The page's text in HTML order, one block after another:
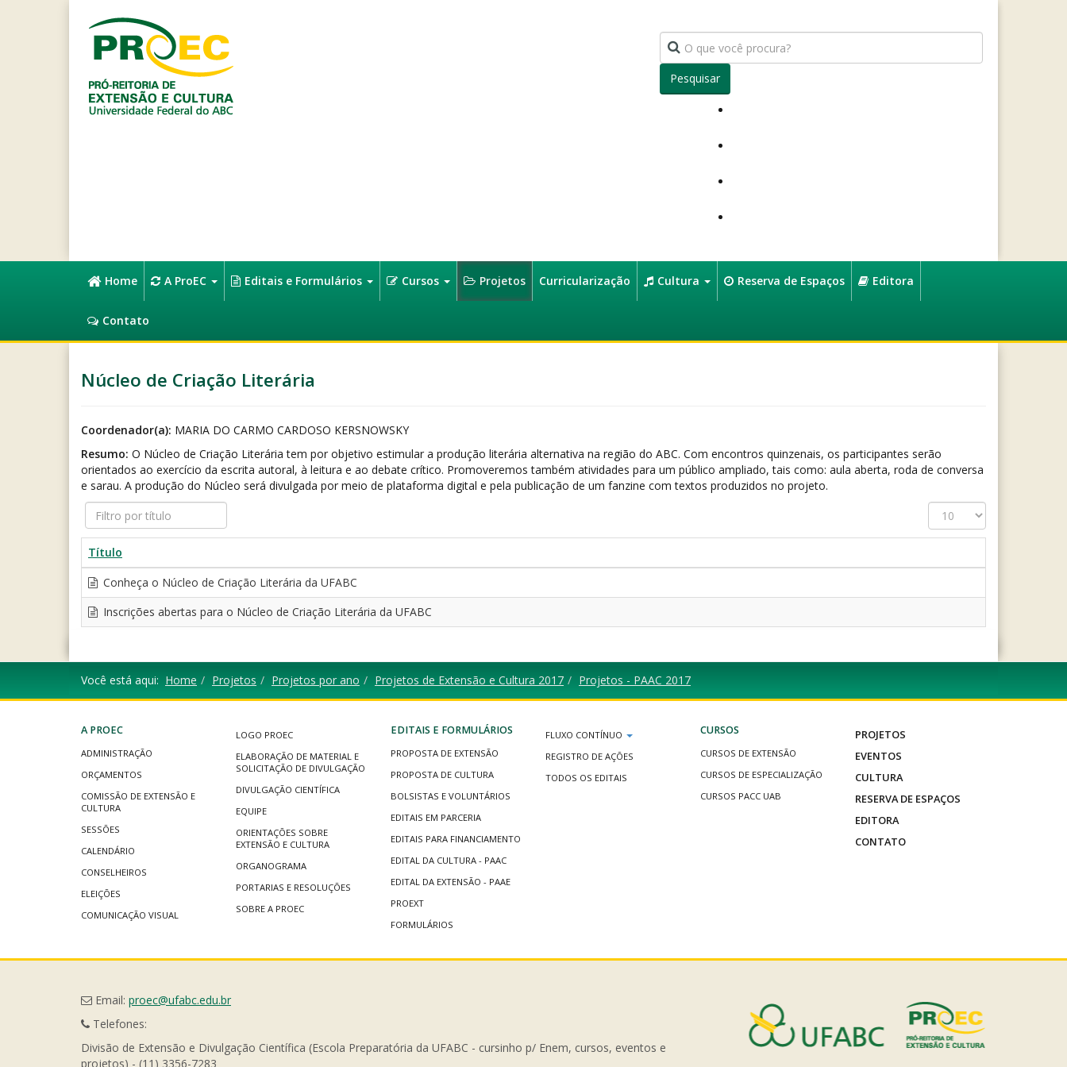
Pesquisar
Home A ProEC Editais e Formulários Cursos Projetos Curricularização Cultura Reserva de Espaços Editora
Contato
Núcleo de Criação Literária
Coordenador(a): MARIA DO CARMO CARDOSO KERSNOWSKY
Resumo: O Núcleo de Criação Literária tem por objetivo estimular a produção literária alternativa na região do ABC. Com encontros quinzenais, os participantes serão
orientados ao exercício da escrita autoral, à leitura e ao debate crítico. Promoveremos também atividades para um público ampliado, tais como: aula aberta, roda de conversa
e sarau. A produção do Núcleo será divulgada por meio de plataforma digital e pela publicação de um fanzine com textos produzidos no projeto.
Filtro
por
título
Exibir
#
Título
Conheça o Núcleo de Criação Literária da UFABC
Inscrições abertas para o Núcleo de Criação Literária da UFABC
Você está aqui: Home Projetos Projetos por ano Projetos de Extensão e Cultura 2017 Projetos - PAAC 2017
A PROEC
ADMINISTRAÇÃO
ORÇAMENTOS
COMISSÃO DE EXTENSÃO E
CULTURA
SESSÕES
CALENDÁRIO
CONSELHEIROS
ELEIÇÕES
COMUNICAÇÃO VISUAL
LOGO PROEC
ELABORAÇÃO DE MATERIAL E
SOLICITAÇÃO DE DIVULGAÇÃO
DIVULGAÇÃO CIENTÍFICA
EQUIPE
ORIENTAÇÕES SOBRE
EXTENSÃO E CULTURA
ORGANOGRAMA
PORTARIAS E RESOLUÇÕES
SOBRE A PROEC
EDITAIS E FORMULÁRIOS
PROPOSTA DE EXTENSÃO
PROPOSTA DE CULTURA
BOLSISTAS E VOLUNTÁRIOS
EDITAIS EM PARCERIA
EDITAIS PARA FINANCIAMENTO
EDITAL DA CULTURA - PAAC
EDITAL DA EXTENSÃO - PAAE
PROEXT
FORMULÁRIOS
FLUXO CONTÍNUO
REGISTRO DE AÇÕES
TODOS OS EDITAIS
CURSOS
CURSOS DE EXTENSÃO
CURSOS DE ESPECIALIZAÇÃO
CURSOS PACC UAB
PROJETOS
EVENTOS
CULTURA
RESERVA DE ESPAÇOS
EDITORA
CONTATO
Email: proec@ufabc.edu.br
Telefones:
Divisão de Extensão e Divulgação Científica (Escola Preparatória da UFABC - cursinho p/ Enem, cursos, eventos e
projetos) - (11) 3356-7283